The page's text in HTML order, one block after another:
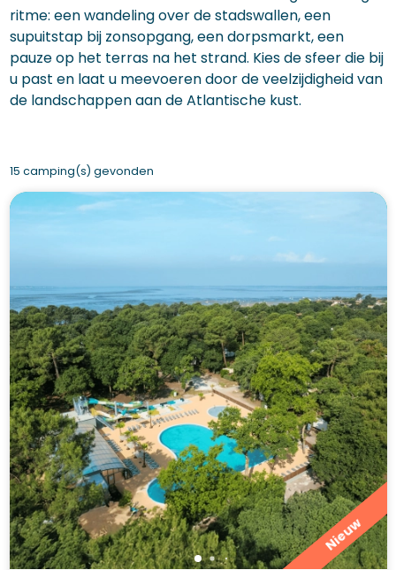
ritme: een wandeling over de stadswallen, een
supuitstap bij zonsopgang, een dorpsmarkt, een
pauze op het terras na het strand. Kies de sfeer die bij
u past en laat u meevoeren door de veelzijdigheid van
de landschappen aan de Atlantische kust.
15 camping(s) gevonden
Nieuw